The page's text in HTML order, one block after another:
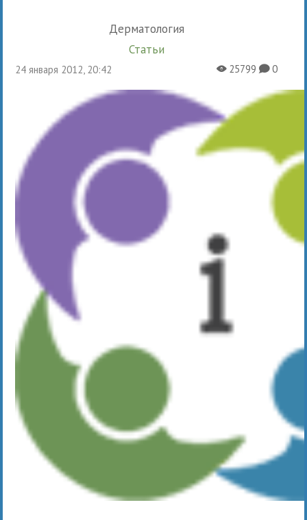
Дерматология
Статьи
24 января 2012, 20:42 X25799K0